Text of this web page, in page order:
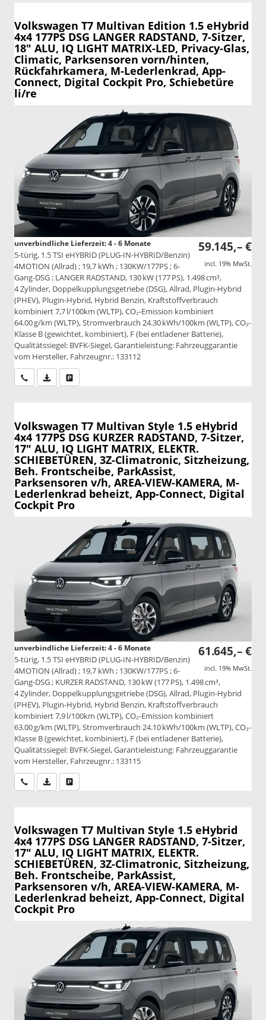
Volkswagen T7 Multivan Edition 1.5 eHybrid
4x4 177PS DSG LANGER RADSTAND, 7-Sitzer,
18" ALU, IQ LIGHT MATRIX-LED, Privacy-Glas,
Climatic, Parksensoren vorn/hinten,
Rückfahrkamera, M-Lederlenkrad, App-
Connect, Digital Cockpit Pro, Schiebetüre
li/re
59.145,– €
incl. 19% MwSt.
unverbindliche Lieferzeit: 4 - 6 Monate
5-türig, 1.5 TSI eHYBRID (PLUG-IN-HYBRID/Benzin)
4MOTION (Allrad) ; 19,7 kWh ; 130KW/177PS ; 6-
Gang-DSG ; LANGER RADSTAND, 130 kW (177 PS), 1.498 cm³,
4 Zylinder, Doppelkupplungsgetriebe (DSG), Allrad, Plugin-Hybrid
(PHEV), Plugin-Hybrid, Hybrid Benzin, Kraftstoffverbrauch
kombiniert 7,7 l/100km (WLTP), CO₂-Emission kombiniert
64.00 g/km (WLTP), Stromverbrauch 24.30 kWh/100km (WLTP), CO₂-
Klasse B (gewichtet, kombiniert), F (bei entladener Batterie),
Qualitätssiegel: BVFK-Siegel, Garantieleistung: Fahrzeuggarantie
vom Hersteller, Fahrzeugnr.: 133112
Wir rufen Sie anPDF-Datei, Fahrzeugexposé drucken
Volkswagen T7 Multivan Style 1.5 eHybrid
4x4 177PS DSG KURZER RADSTAND, 7-Sitzer,
17" ALU, IQ LIGHT MATRIX, ELEKTR.
SCHIEBETÜREN, 3Z-Climatronic, Sitzheizung,
Beh. Frontscheibe, ParkAssist,
Parksensoren v/h, AREA-VIEW-KAMERA, M-
Lederlenkrad beheizt, App-Connect, Digital
Cockpit Pro
61.645,– €
incl. 19% MwSt.
unverbindliche Lieferzeit: 4 - 6 Monate
5-türig, 1.5 TSI eHYBRID (PLUG-IN-HYBRID/Benzin)
4MOTION (Allrad) ; 19,7 kWh ; 130KW/177PS ; 6-
Gang-DSG ; KURZER RADSTAND, 130 kW (177 PS), 1.498 cm³,
4 Zylinder, Doppelkupplungsgetriebe (DSG), Allrad, Plugin-Hybrid
(PHEV), Plugin-Hybrid, Hybrid Benzin, Kraftstoffverbrauch
kombiniert 7,9 l/100km (WLTP), CO₂-Emission kombiniert
63.00 g/km (WLTP), Stromverbrauch 24.10 kWh/100km (WLTP), CO₂-
Klasse B (gewichtet, kombiniert), F (bei entladener Batterie),
Qualitätssiegel: BVFK-Siegel, Garantieleistung: Fahrzeuggarantie
vom Hersteller, Fahrzeugnr.: 133115
Wir rufen Sie anPDF-Datei, Fahrzeugexposé drucken
Volkswagen T7 Multivan Style 1.5 eHybrid
4x4 177PS DSG LANGER RADSTAND, 7-Sitzer,
17" ALU, IQ LIGHT MATRIX, ELEKTR.
SCHIEBETÜREN, 3Z-Climatronic, Sitzheizung,
Beh. Frontscheibe, ParkAssist,
Parksensoren v/h, AREA-VIEW-KAMERA, M-
Lederlenkrad beheizt, App-Connect, Digital
Cockpit Pro